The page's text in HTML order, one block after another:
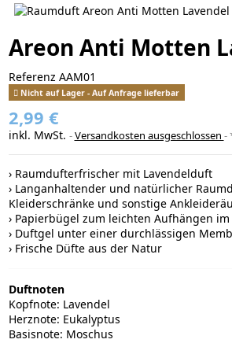
Areon Anti Motten
Referenz AAM01
Nicht auf Lager - Auf Anfrage lieferbar
2,99 €
inkl. MwSt. Versandkosten ausgeschlossen
› Raumdufterfrischer mit Lavendelduft
› Langanhaltender und natürlicher
Kleiderschränke und sonstige
› Papierbügel zum leichten Aufhängen
› Duftgel unter einer durchlässigen
› Frische Düfte aus der Natur
Duftnoten
Kopfnote: Lavendel
Herznote: Eukalyptus
Basisnote: Moschus